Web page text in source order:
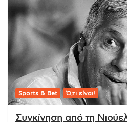
Sports & Bet Ό,τι είναι!
Συγκίνηση από τη